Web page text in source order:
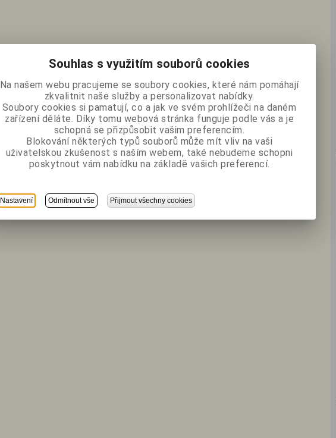
Souhlas s využitím souborů cookies
Na našem webu pracujeme se soubory cookies, které nám pomáhají
zkvalitnit naše služby a personalizovat nabídky.
Soubory cookies si pamatují, co a jak ve svém prohlížeči na daném
zařízení děláte. Díky tomu webová stránka funguje podle vás a je
schopná se přizpůsobit vašim preferencím.
Blokování některých typů souborů může mít vliv na vaši
uživatelskou zkušenost s naším webem, také nebudeme schopni
poskytnout vám nabídku na základě vašich preferencí.
Nastavení Odmítnout vše Přijmout všechny cookies